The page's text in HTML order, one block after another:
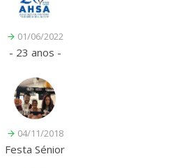
01/06/2022
- 23 anos -
04/11/2018
Festa Sénior